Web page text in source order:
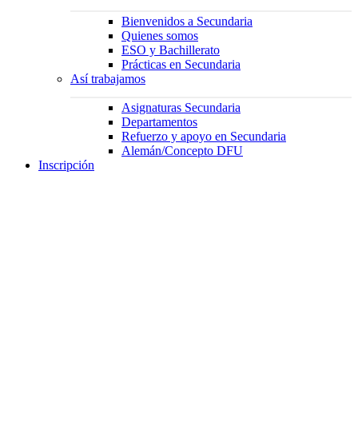
Bienvenidos a Secundaria
Quienes somos
ESO y Bachillerato
Prácticas en Secundaria
Así trabajamos
Asignaturas Secundaria
Departamentos
Refuerzo y apoyo en Secundaria
Alemán/Concepto DFU
Inscripción